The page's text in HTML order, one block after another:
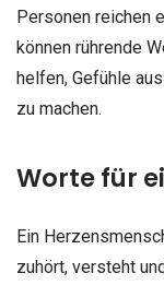
Personen reichen
können rührende
helfen, Gefühle
zu machen.
Worte für
Ein
zuhört, versteht